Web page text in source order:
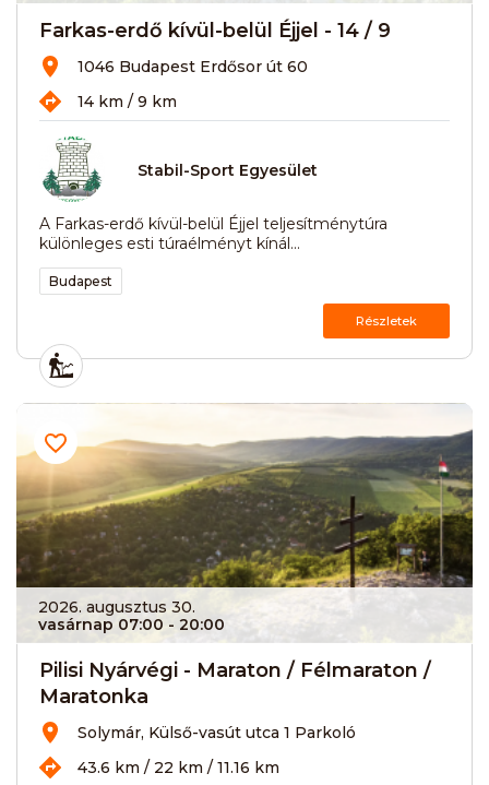
Farkas-erdő kívül-belül Éjjel - 14 / 9
1046 Budapest Erdősor út 60
14 km / 9 km
Stabil-Sport Egyesület
A Farkas-erdő kívül-belül Éjjel teljesítménytúra
különleges esti túraélményt kínál...
Budapest
Részletek
2026. augusztus 30.
vasárnap 07:00 - 20:00
Pilisi Nyárvégi - Maraton / Félmaraton /
Maratonka
Solymár, Külső-vasút utca 1 Parkoló
43.6 km / 22 km / 11.16 km